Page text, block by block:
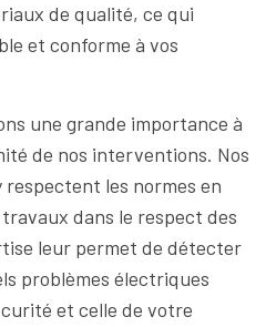
de qualité, ce qui
et conforme à vos
une grande importance à
de nos interventions. Nos
les normes en
dans le respect des
leur permet de détecter
problèmes électriques
et celle de votre